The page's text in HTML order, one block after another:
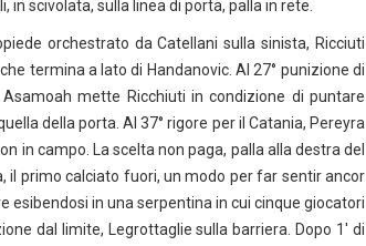
scivolata, sulla linea di porta, palla in rete.
orchestrato da Catellani sulla sinista, Ricciuti
termina a lato di Handanovic. Al 27° punizione di
mette Ricchiuti in condizione di puntare
della porta. Al 37° rigore per il Catania, Pereyra
in campo. La scelta non paga, palla alla destra del
il primo calciato fuori, un modo per far sentir ancor
esibendosi in una serpentina in cui cinque giocatori
dal limite, Legrottaglie sulla barriera. Dopo 1′ di